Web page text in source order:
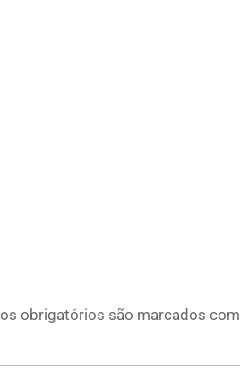
obrigatórios são marcados com